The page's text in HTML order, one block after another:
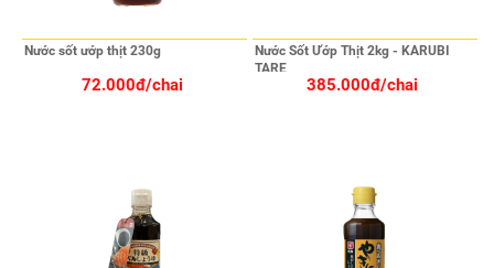
Nước sốt ướp thịt 230g
72.000đ/chai
Nước Sốt Ướp Thịt 2kg - KARUBI
TARE
385.000đ/chai